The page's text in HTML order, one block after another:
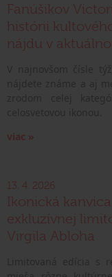
Fanúšikov
histórii
nájdu v
viac »
13. 4. 2026
Ikonická
exkluzívnej
Virgila Abloha